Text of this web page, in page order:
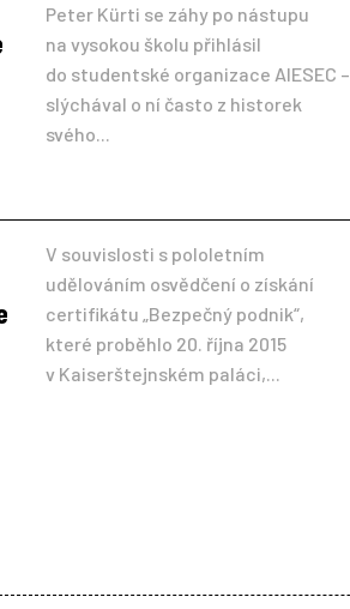
Peter Kürti se záhy po nástupu
na vysokou školu přihlásil
do studentské organizace AIESEC –
slýchával o ní často z historek
svého...
V souvislosti s pololetním
udělováním osvědčení o získání
certifikátu „Bezpečný podnik“,
které proběhlo 20. října 2015
v Kaiserštejnském paláci,...